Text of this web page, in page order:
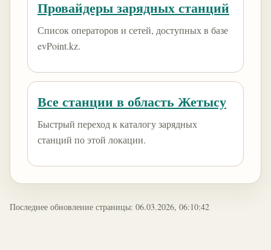
Провайдеры зарядных станций
Список операторов и сетей, доступных в базе
evPoint.kz.
Все станции в область Жетысу
Быстрый переход к каталогу зарядных
станций по этой локации.
Последнее обновление страницы: 06.03.2026, 06:10:42